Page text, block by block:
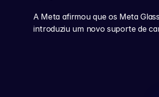
A Meta afirmou que os Meta
introduziu um novo suporte de